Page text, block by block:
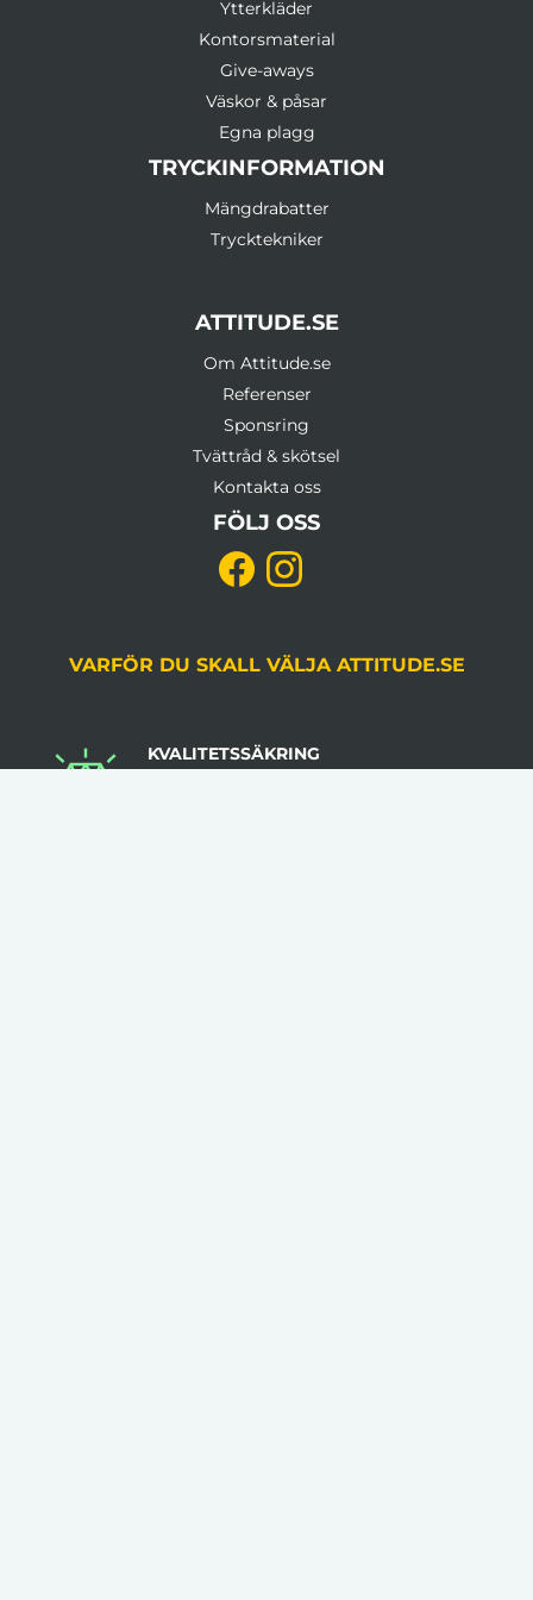
Ytterkläder
Kontorsmaterial
Give-aways
Väskor & påsar
Egna plagg
TRYCKINFORMATION
Mängdrabatter
Trycktekniker
ATTITUDE.SE
Om Attitude.se
Referenser
Sponsring
Tvättråd & skötsel
Kontakta oss
FÖLJ OSS
VARFÖR DU SKALL VÄLJA ATTITUDE.SE
KVALITETSSÄKRING